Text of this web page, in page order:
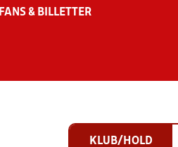
FANS & BILLETTER
KLUB/HOLD